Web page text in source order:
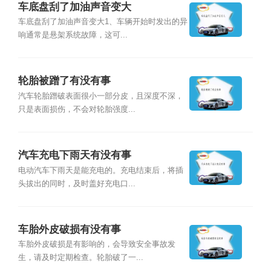
车底盘刮了加油声音变大
车底盘刮了加油声音变大1、车辆开始时发出的异
响通常是悬架系统故障，这可...
轮胎被蹭了有没有事
汽车轮胎蹭破表面很小一部分皮，且深度不深，
只是表面损伤，不会对轮胎强度...
汽车充电下雨天有没有事
电动汽车下雨天是能充电的。充电结束后，将插
头拔出的同时，及时盖好充电口...
车胎外皮破损有没有事
车胎外皮破损是有影响的，会导致安全事故发
生，请及时定期检查。轮胎破了一...